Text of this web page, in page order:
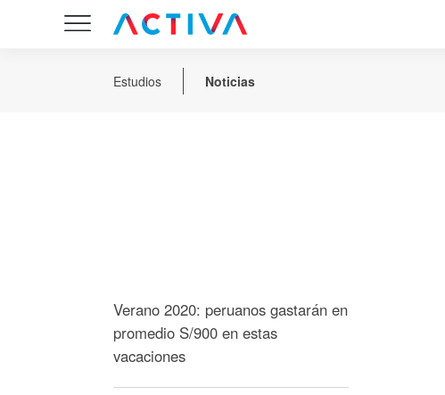
Estudios Noticias
Verano 2020: peruanos gastarán en
promedio S/900 en estas
vacaciones